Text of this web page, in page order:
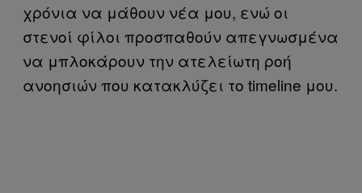
χρόνια να μάθουν νέα μου, ενώ οι
στενοί φίλοι προσπαθούν απεγνωσμένα
να μπλοκάρουν την ατελείωτη ροή
ανοησιών που κατακλύζει το timeline μου.